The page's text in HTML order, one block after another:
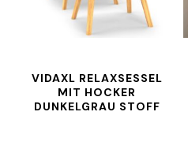
VIDAXL RELAXSESSEL
MIT HOCKER
DUNKELGRAU STOFF